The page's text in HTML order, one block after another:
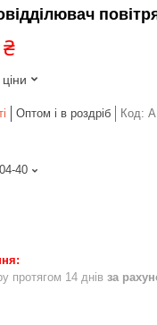
Оптом і в роздріб Код:
40
протягом 14 днів за